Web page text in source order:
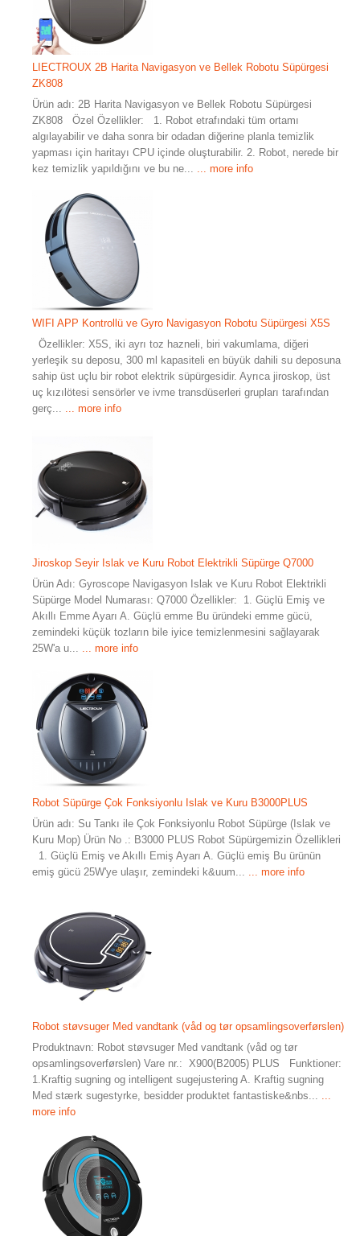
LIECTROUX 2B Harita Navigasyon ve Bellek Robotu Süpürgesi
ZK808
Ürün adı: 2B Harita Navigasyon ve Bellek Robotu Süpürgesi
ZK808 Özel Özellikler: 1. Robot etrafındaki tüm ortamı
algılayabilir ve daha sonra bir odadan diğerine planla temizlik
yapması için haritayı CPU içinde oluşturabilir. 2. Robot, nerede bir
kez temizlik yapıldığını ve bu ne...
... more info
WIFI APP Kontrollü ve Gyro Navigasyon Robotu Süpürgesi X5S
Özellikler: X5S, iki ayrı toz hazneli, biri vakumlama, diğeri
yerleşik su deposu, 300 ml kapasiteli en büyük dahili su deposuna
sahip üst uçlu bir robot elektrik süpürgesidir. Ayrıca jiroskop, üst
uç kızılötesi sensörler ve ivme transdüserleri grupları tarafından
gerç...
... more info
Jiroskop Seyir Islak ve Kuru Robot Elektrikli Süpürge Q7000
Ürün Adı: Gyroscope Navigasyon Islak ve Kuru Robot Elektrikli
Süpürge Model Numarası: Q7000 Özellikler: 1. Güçlü Emiş ve
Akıllı Emme Ayarı A. Güçlü emme Bu üründeki emme gücü,
zemindeki küçük tozların bile iyice temizlenmesini sağlayarak
25W'a u...
... more info
Robot Süpürge Çok Fonksiyonlu Islak ve Kuru B3000PLUS
Ürün adı: Su Tankı ile Çok Fonksiyonlu Robot Süpürge (Islak ve
Kuru Mop) Ürün No .: B3000 PLUS Robot Süpürgemizin Özellikleri
1. Güçlü Emiş ve Akıllı Emiş Ayarı A. Güçlü emiş Bu ürünün
emiş gücü 25W'ye ulaşır, zemindeki k&uum...
... more info
Robot støvsuger Med vandtank (våd og tør opsamlingsoverførslen)
Produktnavn: Robot støvsuger Med vandtank (våd og tør
opsamlingsoverførslen) Vare nr.: X900(B2005) PLUS Funktioner:
1.Kraftig sugning og intelligent sugejustering A. Kraftig sugning
Med stærk sugestyrke, besidder produktet fantastiske&nbs...
more info